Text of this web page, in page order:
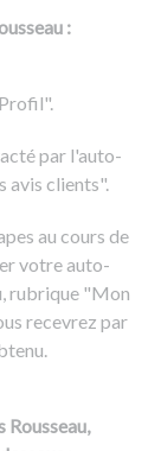
:
par l'auto-
avis clients".
au cours de
votre auto-
rubrique "Mon
recevrez par
Rousseau,